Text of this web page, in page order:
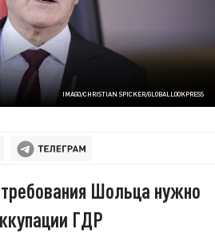
IMAGO/CHRISTIAN SPICKER/GLOBALLOOKPRESS
Шольца нужно
ГДР